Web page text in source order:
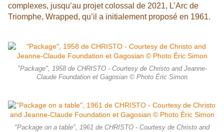
complexes, jusqu’au projet colossal de 2021, L’Arc de
Triomphe, Wrapped, qu’il a initialement proposé en 1961.
"Package", 1958 de CHRISTO - Courtesy de Christo and Jeanne-
Claude Foundation et Gagosian © Photo Éric Simon
"Package on a table", 1961 de CHRISTO - Courtesy de Christo and